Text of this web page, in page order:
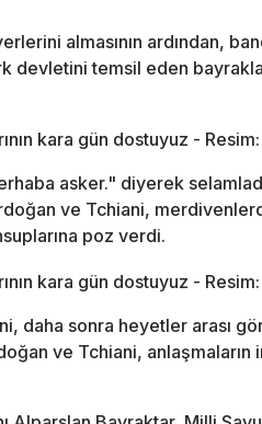
almasının ardından,
devletini temsil eden
asker." diyerek
ve Tchiani,
poz verdi.
daha sonra heyetler arası
ve Tchiani,